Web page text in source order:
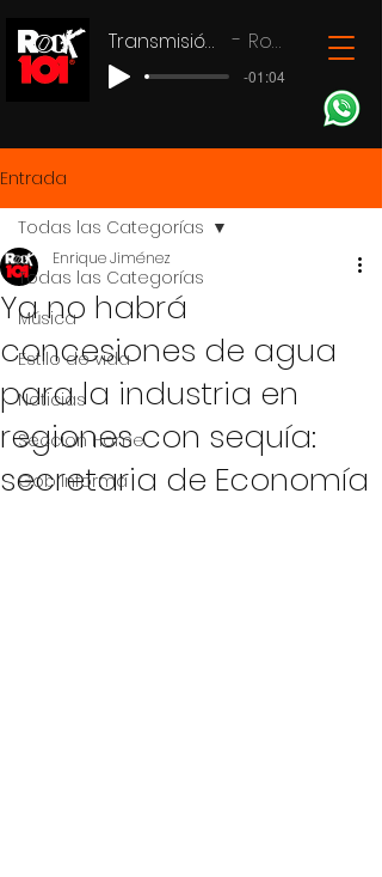
Transmisión en vivo Rock 101
-01:04
Entrada
Todas las Categorías
Música
Estilo de vida
Noticias
Seccion Home
Gob Informa
Todas las Categorías
Ya no habrá
concesiones de agua
para la industria en
regiones con sequía:
secretaria de Economía
Enrique Jiménez